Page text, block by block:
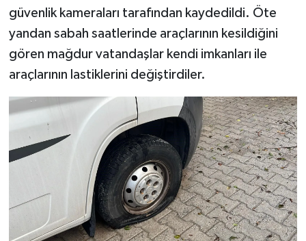
güvenlik kameraları tarafından kaydedildi. Öte
yandan sabah saatlerinde araçlarının kesildiğini
gören mağdur vatandaşlar kendi imkanları ile
araçlarının lastiklerini değiştirdiler.